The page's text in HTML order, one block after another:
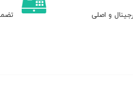
و اصلی